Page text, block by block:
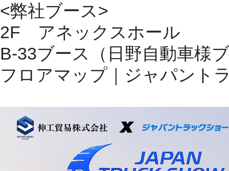
<弊社ブース>
2F アネックスホール
B-33ブース（日野自動車様
フロアマップ｜ジャパント